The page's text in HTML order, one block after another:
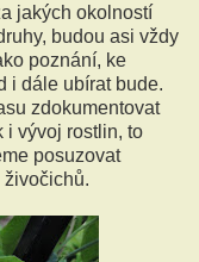
jakých okolností
budou asi vždy
poznání, ke
i dále ubírat bude.
zdokumentovat
i vývoj rostlin, to
posuzovat